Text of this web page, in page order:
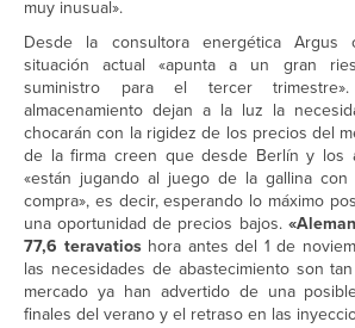
muy inusual».
Desde la consultora energética Argus
situación actual «apunta a un gran
suministro para el tercer
almacenamiento dejan a la luz la
chocarán con la rigidez de los precios del
de la firma creen que desde Berlín y los
«están jugando al juego de la gallina con
compra», es decir, esperando lo máximo
una oportunidad de precios bajos.
77,6 teravatioshora antes del 1 de
las necesidades de abastecimiento son
mercado ya han advertido de una
finales del verano y el retraso en las